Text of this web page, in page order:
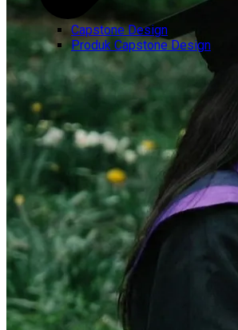
Capstone Design
Produk Capstone Design